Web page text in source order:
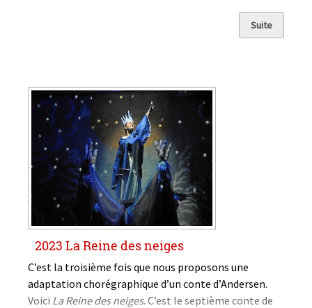
Suite
2023 La Reine des neiges
C’est la troisième fois que nous proposons une
adaptation chorégraphique d’un conte d’Andersen.
Voici La Reine des neiges. C’est le septième conte de